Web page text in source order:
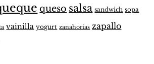
queso salsa sandwich sopa
vainilla yogurt zanahorias zapallo